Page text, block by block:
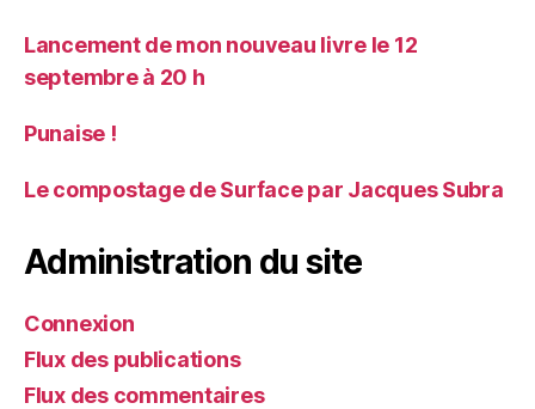
Lancement de mon nouveau livre le 12
septembre à 20 h
Punaise !
Le compostage de Surface par Jacques Subra
Administration du site
Connexion
Flux des publications
Flux des commentaires